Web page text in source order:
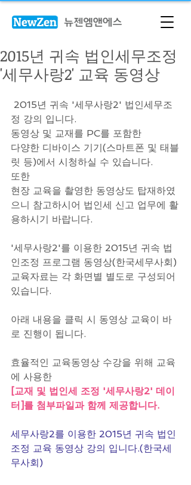
2015년 귀속 법인세무조정
'세무사랑2' 교육 동영상
정 강의 입니다.
동영상 및 교재를 PC를 포함한
다양한 디바이스 기기(스마트폰 및 태블
릿 등)에서 시청하실 수 있습니다.
또한
현장 교육을 촬영한 동영상도 탑재하였
으니 참고하시어 법인세 신고 업무에 활
용하시기 바랍니다.
'세무사랑2'를 이용한 2015년 귀속 법
인조정 프로그램 동영상(한국세무사회)
교육자료는 각 화면별 별도로 구성되어
있습니다.
아래 내용을 클릭 시 동영상 교육이 바
로 진행이 됩니다.
효율적인 교육동영상 수강을 위해 교육
에 사용한
[교재 및 법인세 조정 '세무사랑2' 데이
터]를 첨부파일과 함께 제공합니다.
세무사랑2를 이용한 2015년 귀속 법인
조정 교육 동영상 강의 입니다.(한국세
무사회)